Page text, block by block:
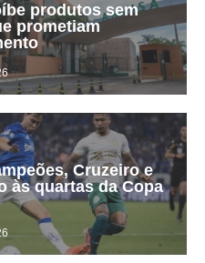
produtos sem
prometiam
Cruzeiro e
às quartas da Copa